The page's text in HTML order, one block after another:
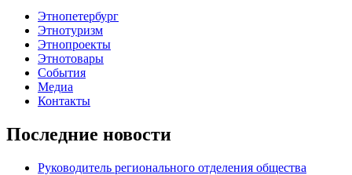
Этнопетербург
Этнотуризм
Этнопроекты
Этнотовары
События
Медиа
Контакты
Последние новости
Руководитель регионального отделения общества